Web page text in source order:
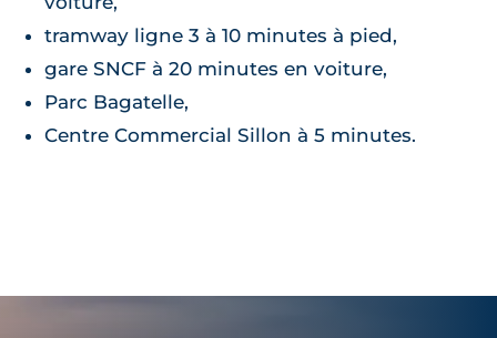
tramway ligne 3 à 10 minutes à pied,
gare SNCF à 20 minutes en voiture,
Parc Bagatelle,
Centre Commercial Sillon à 5 minutes.